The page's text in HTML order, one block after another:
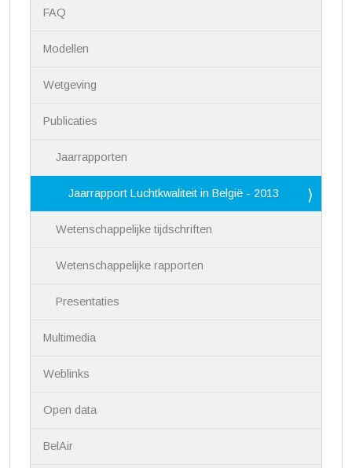
FAQ
Modellen
Wetgeving
Publicaties
Jaarrapporten
Jaarrapport Luchtkwaliteit in België - 2013
Wetenschappelijke tijdschriften
Wetenschappelijke rapporten
Presentaties
Multimedia
Weblinks
Open data
BelAir